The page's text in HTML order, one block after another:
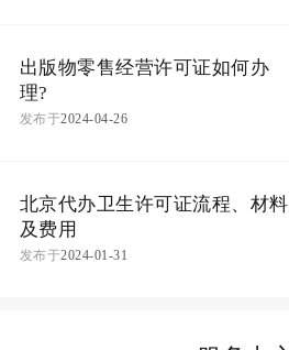
出版物零售经营许可证如何办
理?
发布于2024-04-26
北京代办卫生许可证流程、材料
及费用
发布于2024-01-31